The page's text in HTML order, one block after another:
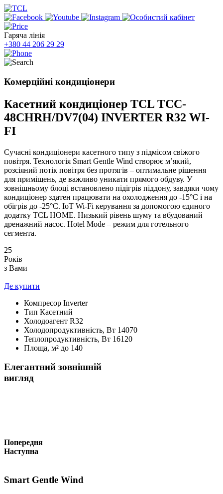
Гаряча лінія
+380 44 206 29 29
Комерційні кондиціонери
Касетний кондиціонер TCL TCC-
48CHRH/DV7(04) INVERTER R32 WI-
FI
Сучасні кондиціонери касетного типу з підмісом свіжого
повітря. Технологія Smart Gentle Wind створює м’який,
розсіяний потік повітря без протягів – оптимальне рішення
для приміщень, де важливо уникати прямого обдуву. У
зовнішньому блоці встановлено підігрів піддону, завдяки чому
кондиціонер здатен працювати на охолодження до -15°С і на
обігрів до -25°С. IoT Wi-Fi керування за допомогою єдиного
додатку TCL HOME. Низький рівень шуму та вбудований
дренажний насос. Hotel Mode – режим для готельного
сегмента.
25
Років
з Вами
Де купити
Компресор Inverter
Тип Касетний
Холодоагент R32
Холодопродуктивність, Bт 14070
Теплопродуктивність, Bт 16120
Площа, м² до 140
Елегантний зовнішній
вигляд
Попередня
Наступна
Smart Gentle Wind